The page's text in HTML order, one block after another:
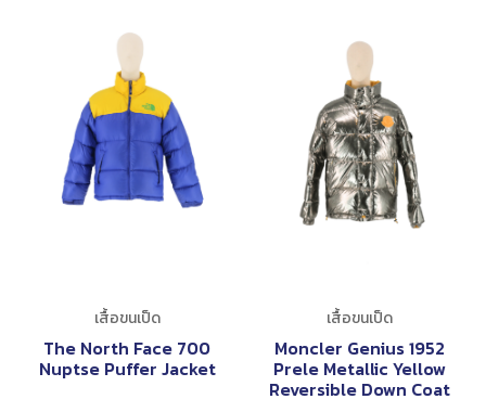
เสื้อขนเป็ด
The North Face 700
Nuptse Puffer Jacket
เสื้อขนเป็ด
Moncler Genius 1952
Prele Metallic Yellow
Reversible Down Coat